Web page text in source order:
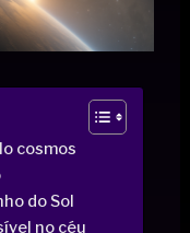
cosmos
do Sol
no céu